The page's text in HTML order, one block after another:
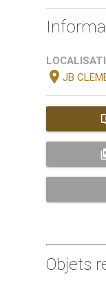
location_onJB
Objets